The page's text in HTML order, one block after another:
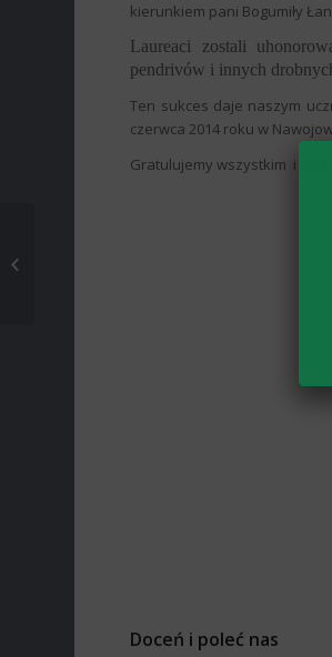
kierunkiem pani Bogumiły
Laureaci zostali
pendrivów i innych
Ten sukces daje naszym
czerwca 2014 roku w
Gratulujemy wszystkim i
Doceń i poleć nas